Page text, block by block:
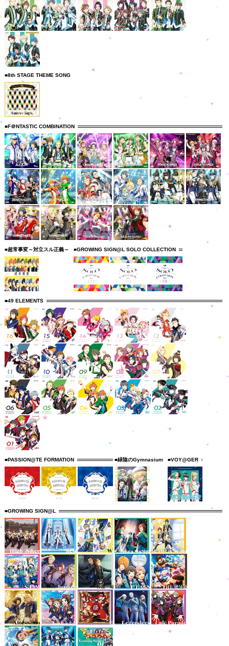
■8th STAGE THEME SONG
■F＠NTASTIC COMBINATION
■超常事変～対立スル正義～ ■GROWING SIGN@L SOLO COLLECTION
■49 ELEMENTS
■PASSION@TE FORMATION ■緑陰のGymnasium ■VOY@GER
■GROWING SIGN@L